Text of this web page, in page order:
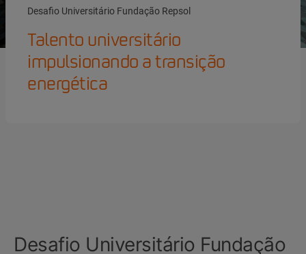
Desafio Universitário Fundação Repsol
Talento universitário
impulsionando a transição
energética
Desafio Universitário Fundação